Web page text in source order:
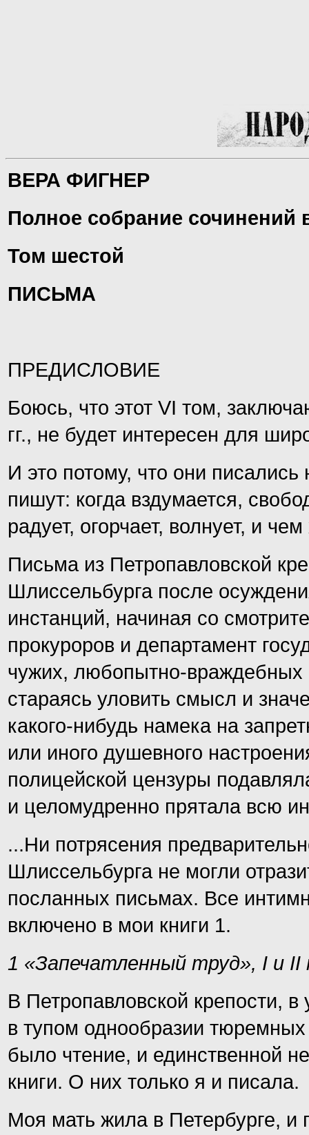
ВЕРА ФИГНЕР
Полное собрание сочинений
Том шестой
ПИСЬМА
ПРЕДИСЛОВИЕ
Боюсь, что этот VI том,
гг., не будет интересен для
И это потому, что они
пишут: когда вздумается,
радует, огорчает, волнует, и
Письма из Петропавловской
Шлиссельбурга после
инстанций, начиная со
прокуроров и департамент
чужих, любопытно-враждебных
стараясь уловить смысл и
какого-нибудь намека на
или иного душевного
полицейской цензуры
и целомудренно прятала всю
...Ни потрясения
Шлиссельбурга не могли
посланных письмах. Все
включено в мои книги 1.
1 «Запечатленный труд», I и
В Петропавловской крепости,
в тупом однообразии
было чтение, и единственной
книги. О них только я и писала.
Моя мать жила в Петербурге, и